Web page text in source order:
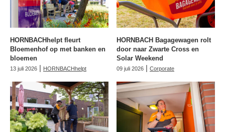
HORNBACHhelpt fleurt
Bloemenhof op met banken en
bloemen
13 juli 2026 | HORNBACHhelpt
HORNBACH Bagagewagen rolt
door naar Zwarte Cross en
Solar Weekend
09 juli 2026 | Corporate